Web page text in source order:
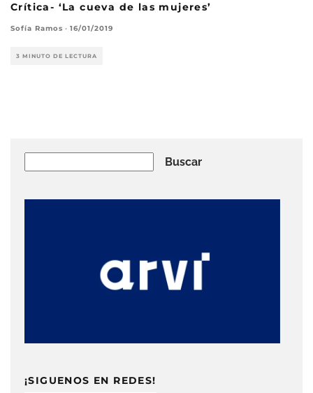
Crítica- ‘La cueva de las mujeres’
Sofía Ramos · 16/01/2019
3 MINUTO DE LECTURA
Buscar
¡SIGUENOS EN REDES!